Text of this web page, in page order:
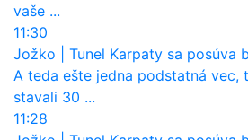
vaše ...
11:30
Jožko
Tunel Karpaty sa posúva bližšie k
A teda ešte jedna podstatná vec,
stavali 30 ...
11:28